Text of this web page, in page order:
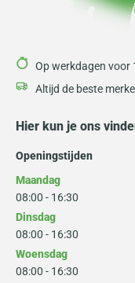
Op werkdagen voor
Altijd de beste
Hier kun je ons
Openingstijden
Maandag
08:00 - 16:30
Dinsdag
08:00 - 16:30
Woensdag
08:00 - 16:30